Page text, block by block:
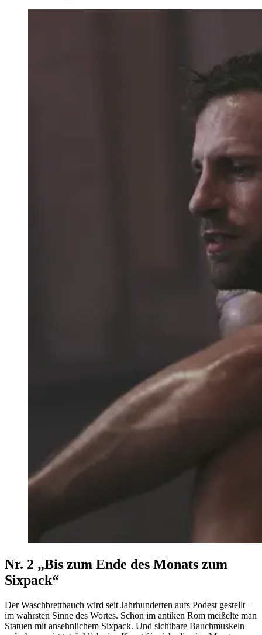
Nr. 2 „Bis zum Ende des Monats zum
Sixpack“
Der Waschbrettbauch wird seit Jahrhunderten aufs Podest gestellt –
im wahrsten Sinne des Wortes. Schon im antiken Rom meißelte man
Statuen mit ansehnlichem Sixpack. Und sichtbare Bauchmuskeln